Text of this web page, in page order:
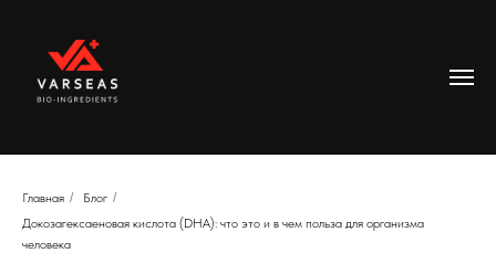
Главная / Блог /
Докозагексаеновая кислота (DHA): что это и в чем польза для организма
человека